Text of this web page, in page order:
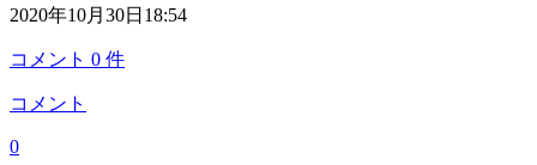
2020年10月30日18:54
コメント 0 件
コメント
0